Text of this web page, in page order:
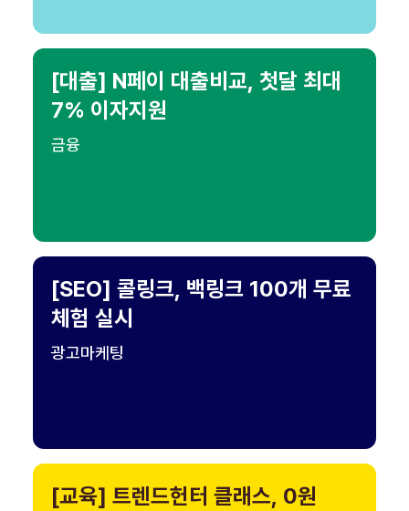
[대출] N페이 대출비교, 첫달 최대
7% 이자지원
금융
[SEO] 콜링크, 백링크 100개 무료
체험 실시
광고마케팅
[교육] 트렌드헌터 클래스, 0원